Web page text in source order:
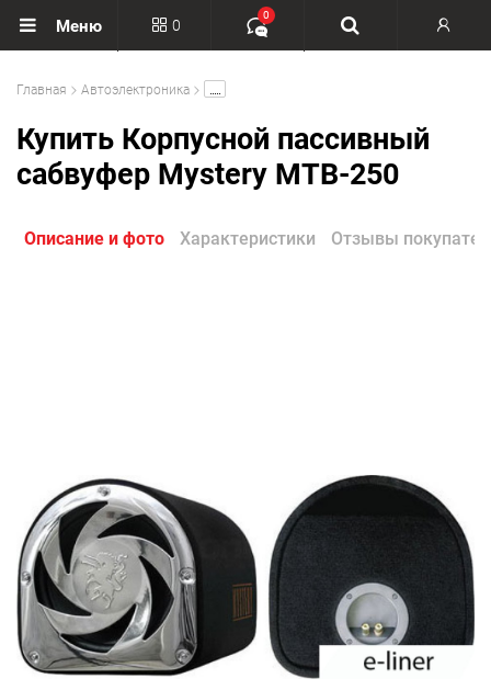
Меню 0
0
Главная Автоэлектроника
Купить Корпусной пассивный
сабвуфер Mystery MTB-250
Описание и фото Характеристики Отзывы